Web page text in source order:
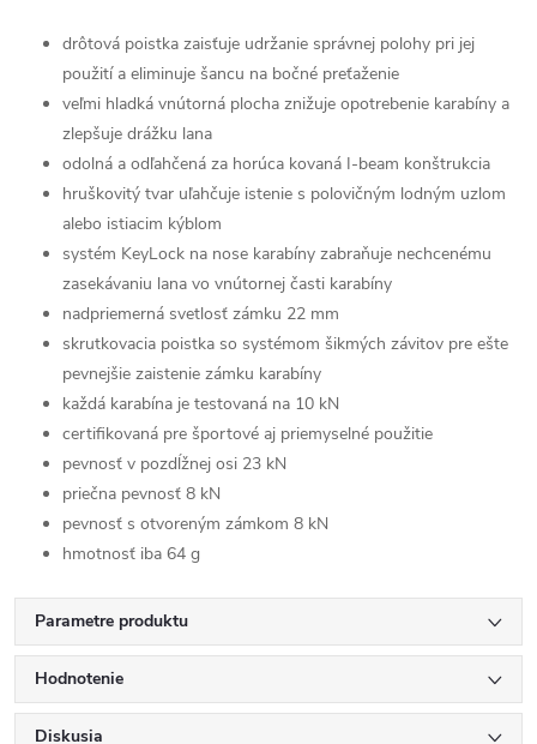
drôtová poistka zaisťuje udržanie správnej polohy pri jej
použití a eliminuje šancu na bočné preťaženie
veľmi hladká vnútorná plocha znižuje opotrebenie karabíny a
zlepšuje drážku lana
odolná a odľahčená za horúca kovaná I-beam konštrukcia
hruškovitý tvar uľahčuje istenie s polovičným lodným uzlom
alebo istiacim kýblom
systém KeyLock na nose karabíny zabraňuje nechcenému
zasekávaniu lana vo vnútornej časti karabíny
nadpriemerná svetlosť zámku 22 mm
skrutkovacia poistka so systémom šikmých závitov pre ešte
pevnejšie zaistenie zámku karabíny
každá karabína je testovaná na 10 kN
certifikovaná pre športové aj priemyselné použitie
pevnosť v pozdĺžnej osi 23 kN
priečna pevnosť 8 kN
pevnosť s otvoreným zámkom 8 kN
hmotnosť iba 64 g
Parametre produktu
Hodnotenie
Diskusia